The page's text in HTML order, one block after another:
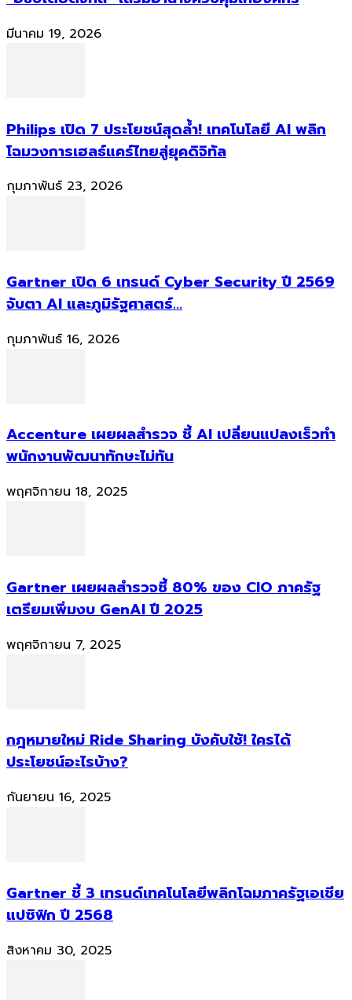
มีนาคม 19, 2026
Philips เปิด 7 ประโยชน์สุดล้ำ! เทคโนโลยี AI พลิก
โฉมวงการเฮลธ์แคร์ไทยสู่ยุคดิจิทัล
กุมภาพันธ์ 23, 2026
Gartner เปิด 6 เทรนด์ Cyber Security ปี 2569
จับตา AI และภูมิรัฐศาสตร์...
กุมภาพันธ์ 16, 2026
Accenture เผยผลสำรวจ ชี้ AI เปลี่ยนแปลงเร็วทำ
พนักงานพัฒนาทักษะไม่ทัน
พฤศจิกายน 18, 2025
Gartner เผยผลสำรวจชี้ 80% ของ CIO ภาครัฐ
เตรียมเพิ่มงบ GenAI ปี 2025
พฤศจิกายน 7, 2025
กฎหมายใหม่ Ride Sharing บังคับใช้! ใครได้
ประโยชน์อะไรบ้าง?
กันยายน 16, 2025
Gartner ชี้ 3 เทรนด์เทคโนโลยีพลิกโฉมภาครัฐเอเชีย
แปซิฟิก ปี 2568
สิงหาคม 30, 2025